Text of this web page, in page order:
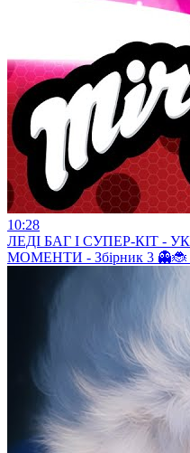
10:28
ЛЕДІ БАГ І СУПЕР-КІТ -
МОМЕНТИ - Збірник 3 👻🐞 |